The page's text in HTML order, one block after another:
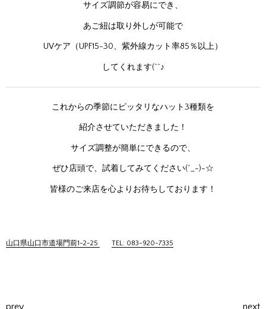
サイズ調節が容易にでき、
あご紐は取り外しが可能で
UVケア（UPF15-30、紫外線カット率85％以上）
してくれます(^^♪
これからの季節にピッタリなハット3種類を
紹介させていただきました！
サイズ調整が簡単にできるので、
ぜひ店頭で、試着してみてください(^_-)-☆
皆様のご来店を心よりお待ちしております！
山口県山口市道場門前1-2-25 TEL: 083-920-7335
prev next